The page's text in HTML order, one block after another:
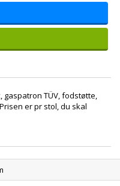
gaspatron TÜV, fodstøtte,
er pr stol, du skal